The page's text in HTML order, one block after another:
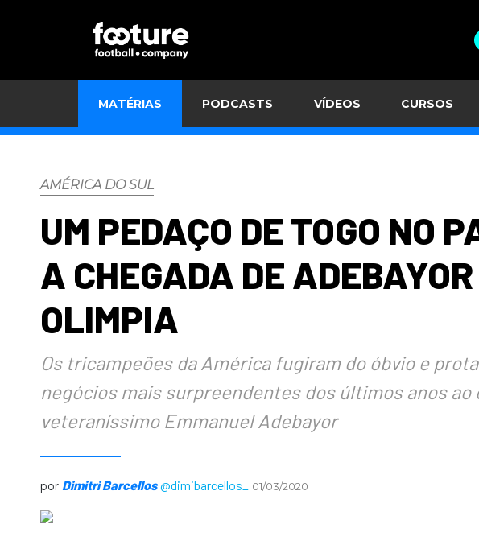
MATÉRIAS PODCASTS VÍDEOS CURSOS
AMÉRICA DO SUL
UM PEDAÇO DE TOGO NO
A CHEGADA DE
OLIMPIA
Os tricampeões da América fugiram do óbvio e
negócios mais surpreendentes dos últimos anos ao
veteraníssimo Emmanuel Adebayor
por Dimitri Barcellos @dimibarcellos_ 01/03/2020